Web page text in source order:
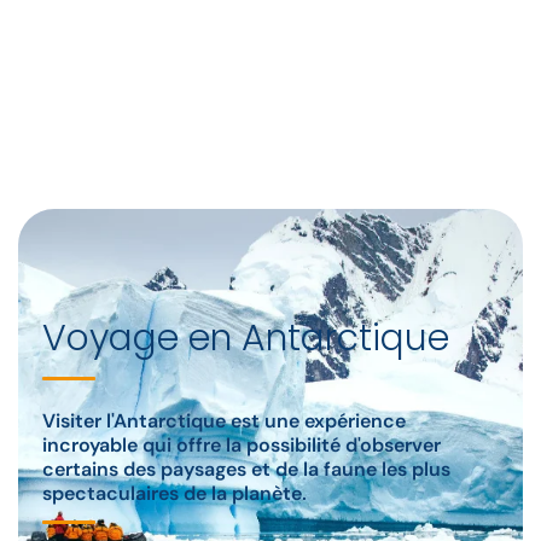
Voyage en Antarctique
Visiter l'Antarctique est une expérience
incroyable qui offre la possibilité d'observer
certains des paysages et de la faune les plus
spectaculaires de la planète.